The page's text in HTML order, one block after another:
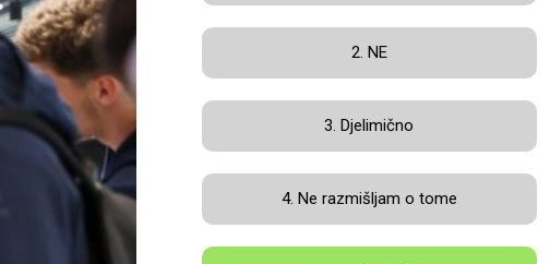
2. NE
3. Djelimično
4. Ne razmišljam o tome